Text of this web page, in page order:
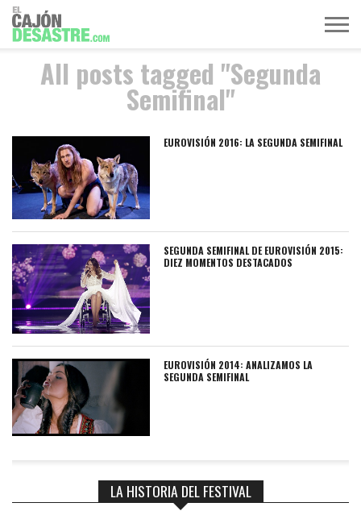
MÚSICA
TELEVISIÓN
POLÍTICA
ACTUALIDAD
EUROVISIÓN
All posts tagged "Segunda
Semifinal"
EUROVISIÓN 2016: LA SEGUNDA SEMIFINAL
SEGUNDA SEMIFINAL DE EUROVISIÓN 2015:
DIEZ MOMENTOS DESTACADOS
EUROVISIÓN 2014: ANALIZAMOS LA
SEGUNDA SEMIFINAL
LA HISTORIA DEL FESTIVAL